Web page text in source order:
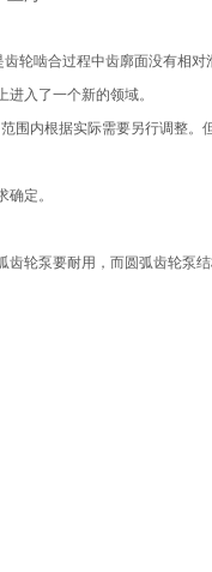
轮啮合过程中齿廓面没有相对
入了一个新的领域。
围内根据实际需要另行调整。
定。
轮泵要耐用，而圆弧齿轮泵